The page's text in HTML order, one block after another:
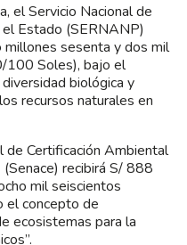
el Servicio Nacional de
Estado (SERNANP)
sesenta y dos mil
100 Soles), bajo el
biológica y
recursos naturales en
de Certificación Ambiental
recibirá S/ 888
mil seiscientos
el concepto de
ecosistemas para la